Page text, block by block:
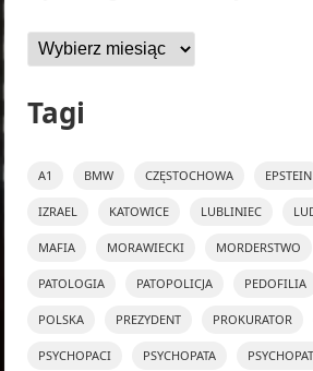
Archiwa
Tagi
A1 BMW CZĘSTOCHOWA EPSTEIN
IZRAEL KATOWICE LUBLINIEC
MAFIA MORAWIECKI MORDERSTWO
PATOLOGIA PATOPOLICJA PEDOFILIA
POLSKA PREZYDENT PROKURATOR
PSYCHOPACI PSYCHOPATA